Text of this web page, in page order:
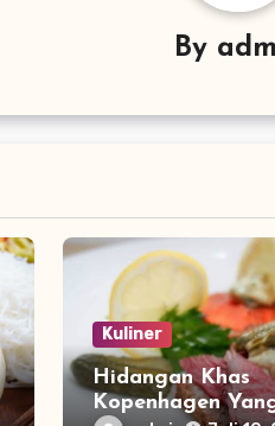
By
Kuliner
Hidangan Khas
Kopenhagen